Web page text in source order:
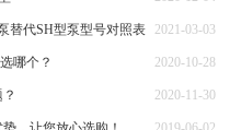
替代SH型泵型号对照表 2021-03-03
哪个？ 2020-10-28
2020-11-30